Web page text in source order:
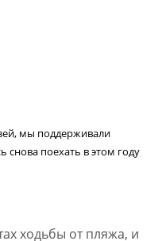
мы поддерживали
снова поехать в этом году
ходьбы от пляжа, и